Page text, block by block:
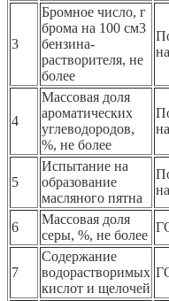
3
Бромное число, г
брома на 100 см3
бензина-
растворителя, не
более
4
Массовая доля
ароматических
углеводородов,
%, не более
5
Испытание на
образование
масляного пятна
6
Массовая доля
серы, %, не более
7
Содержание
водорастворимых
кислот и щелочей